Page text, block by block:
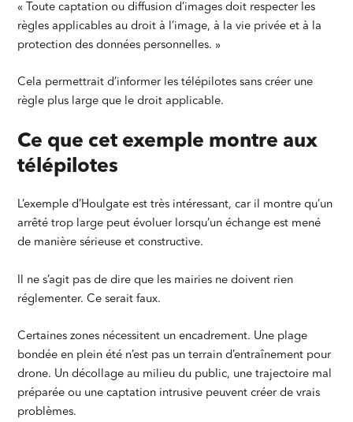
« Toute captation ou diffusion d’images doit respecter les
règles applicables au droit à l’image, à la vie privée et à la
protection des données personnelles. »
Cela permettrait d’informer les télépilotes sans créer une
règle plus large que le droit applicable.
Ce que cet exemple montre aux
télépilotes
L’exemple d’Houlgate est très intéressant, car il montre qu’un
arrêté trop large peut évoluer lorsqu’un échange est mené
de manière sérieuse et constructive.
Il ne s’agit pas de dire que les mairies ne doivent rien
réglementer. Ce serait faux.
Certaines zones nécessitent un encadrement. Une plage
bondée en plein été n’est pas un terrain d’entraînement pour
drone. Un décollage au milieu du public, une trajectoire mal
préparée ou une captation intrusive peuvent créer de vrais
problèmes.